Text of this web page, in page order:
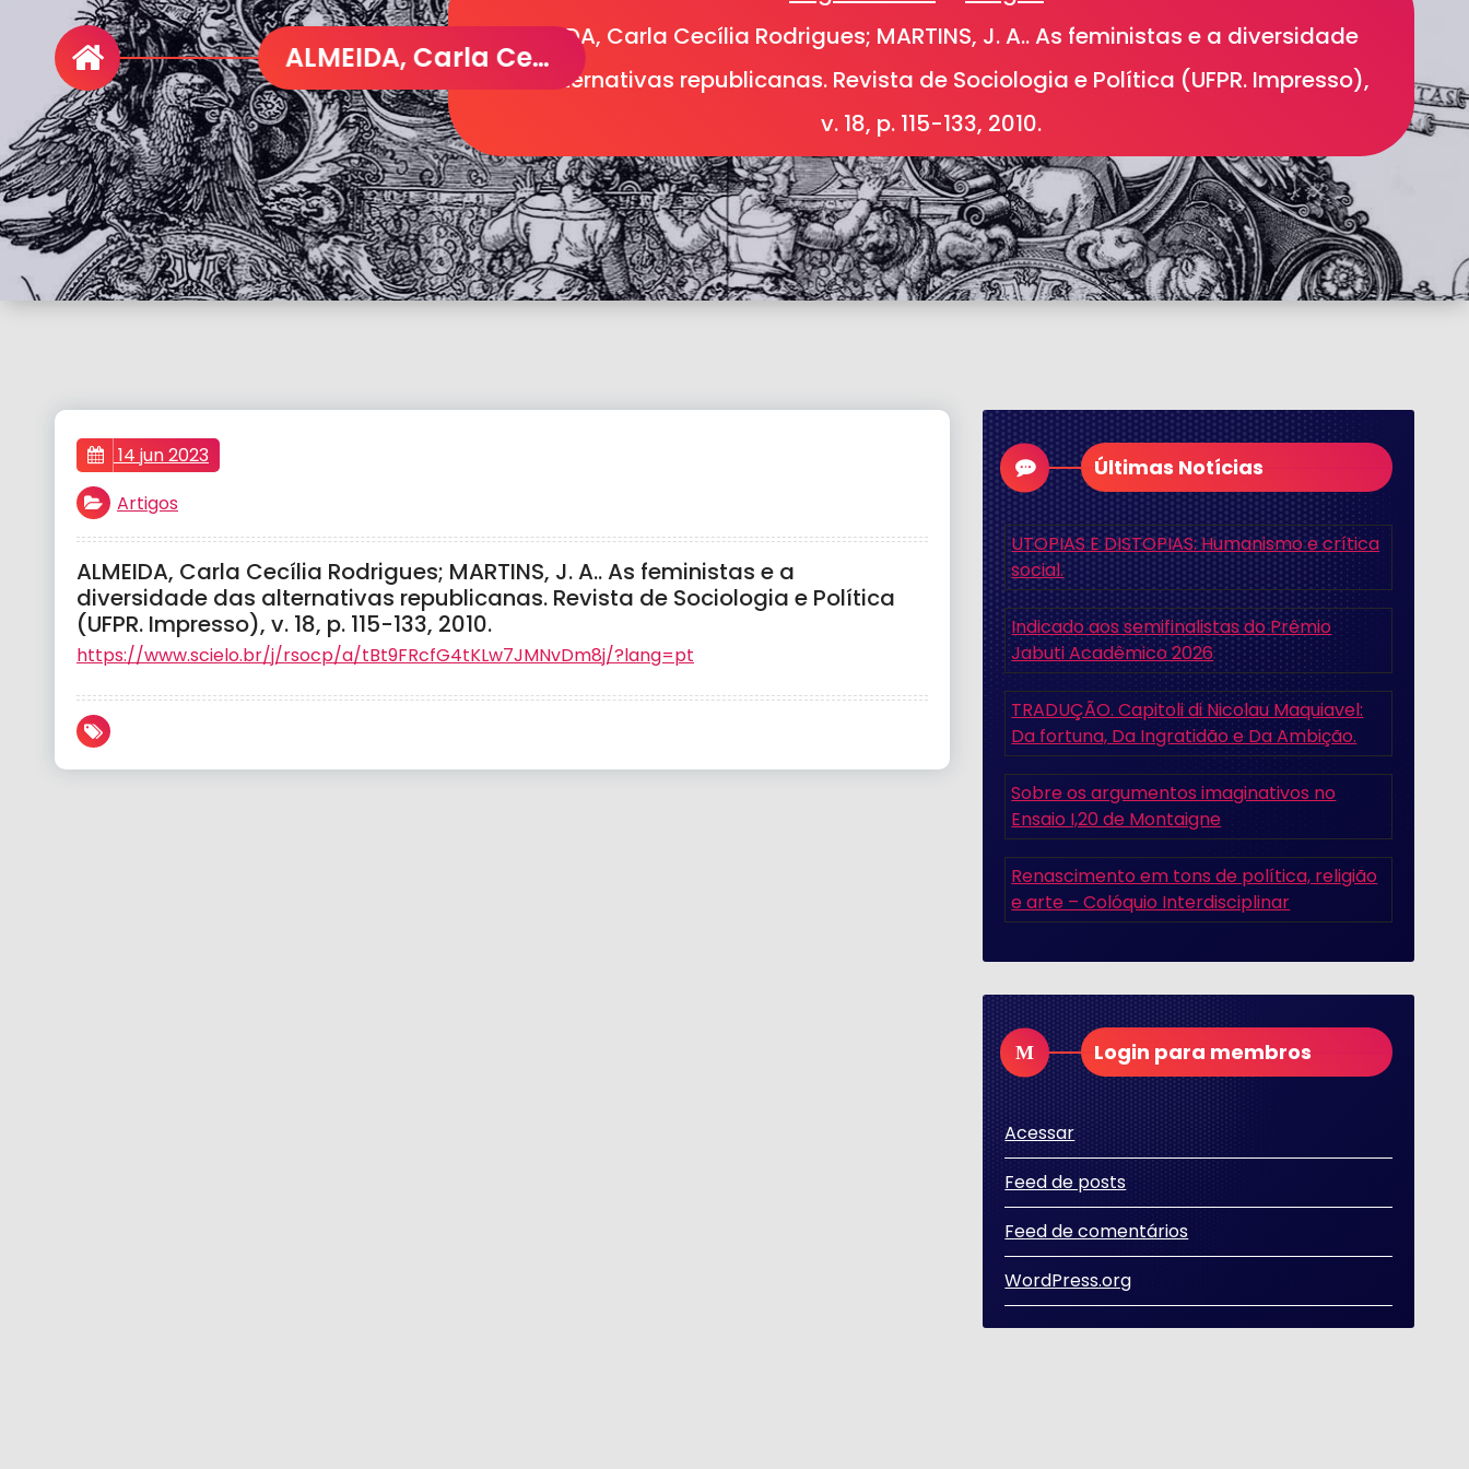
ALMEIDA, Carla Cecília Rodrigues; MARTINS, J. A.. As feministas e a diversidade das alternativas republicanas. Revista de Sociologia e Política (UFPR. Impresso), v. 18, p. 115-133, 2010.
ALMEIDA, Carla Cecília Rodrigues; MARTINS, J. A.. As feministas e a diversidade
das alternativas republicanas. Revista de Sociologia e Política (UFPR. Impresso),
v. 18, p. 115-133, 2010.
14 jun 2023
Artigos
ALMEIDA, Carla Cecília Rodrigues; MARTINS, J. A.. As feministas e a
diversidade das alternativas republicanas. Revista de Sociologia e Política
(UFPR. Impresso), v. 18, p. 115-133, 2010.
https://www.scielo.br/j/rsocp/a/tBt9FRcfG4tKLw7JMNvDm8j/?lang=pt
Últimas Notícias
UTOPIAS E DISTOPIAS: Humanismo e crítica
social.
Indicado aos semifinalistas do Prêmio
Jabuti Acadêmico 2026
TRADUÇÃO. Capitoli di Nicolau Maquiavel:
Da fortuna, Da Ingratidão e Da Ambição.
Sobre os argumentos imaginativos no
Ensaio I,20 de Montaigne
Renascimento em tons de política, religião
e arte – Colóquio Interdisciplinar
Login para membros
Acessar
Feed de posts
Feed de comentários
WordPress.org